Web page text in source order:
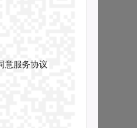
意服务协议